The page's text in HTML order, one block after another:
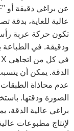
ودقيقة. في الطباعة
عدم محاذاة
الصورة ودقتها.
براغي عالية الدقة،
لإنتاج مطبوعات